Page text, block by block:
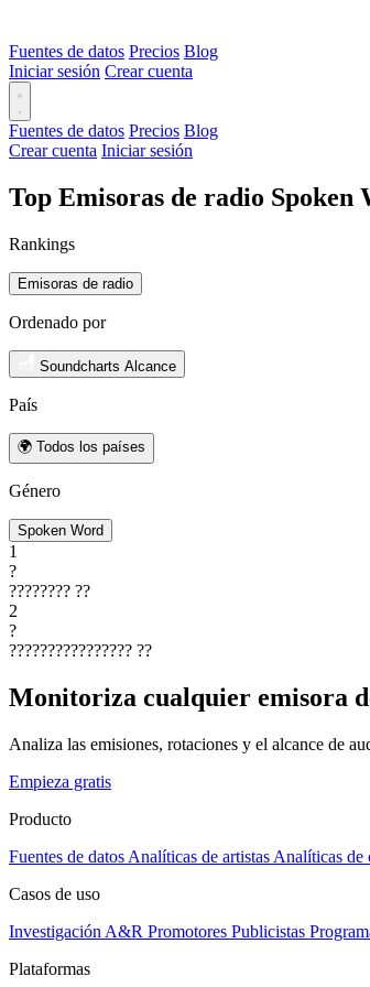
Fuentes de datos Precios Blog
Iniciar sesión Crear cuenta
Fuentes de datos Precios Blog
Crear cuenta Iniciar sesión
Top Emisoras de radio Spoken
Rankings
Emisoras de radio
Ordenado por
Soundcharts Alcance
País
🌍 Todos los países
Género
Spoken Word
1
?
???????? ??
2
?
???????????????? ??
Monitoriza cualquier emisora
Analiza las emisiones, rotaciones y el alcance de
Empieza gratis
Producto
Fuentes de datos Analíticas de artistas Analíticas de
Casos de uso
Investigación A&R Promotores Publicistas
Plataformas